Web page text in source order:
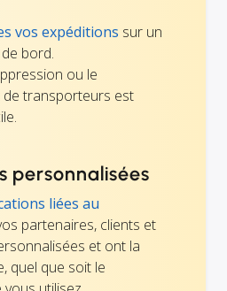
vos expéditions sur un
bord.
ou le
de transporteurs est
personnalisées
liées au
partenaires, clients et
et ont la
quel que soit le